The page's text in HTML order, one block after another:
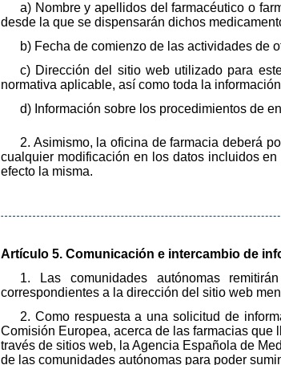
a) Nombre y apellidos del farmacéutico o
desde la que se dispensarán dichos
b) Fecha de comienzo de las actividades de
c) Dirección del sitio web utilizado para
normativa aplicable, así como toda la
d) Información sobre los procedimientos de
2. Asimismo, la oficina de farmacia deberá
cualquier modificación en los datos incluidos
efecto la misma.
Artículo 5. Comunicación e intercambio de
1. Las comunidades autónomas
correspondientes a la dirección del sitio web
2. Como respuesta a una solicitud de
Comisión Europea, acerca de las farmacias
través de sitios web, la Agencia Española de
de las comunidades autónomas para poder